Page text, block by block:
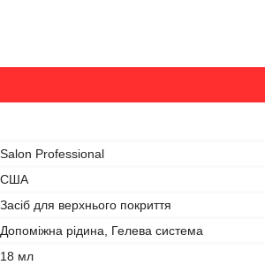
Salon Professional
США
Засіб для верхнього покриття
Допоміжна рідина, Гелева система
18 мл